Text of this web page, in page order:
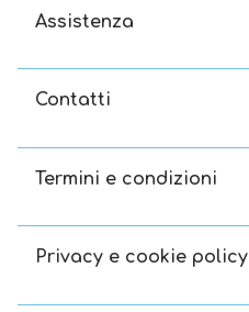
Assistenza
Contatti
Termini e condizioni
Privacy e cookie policy